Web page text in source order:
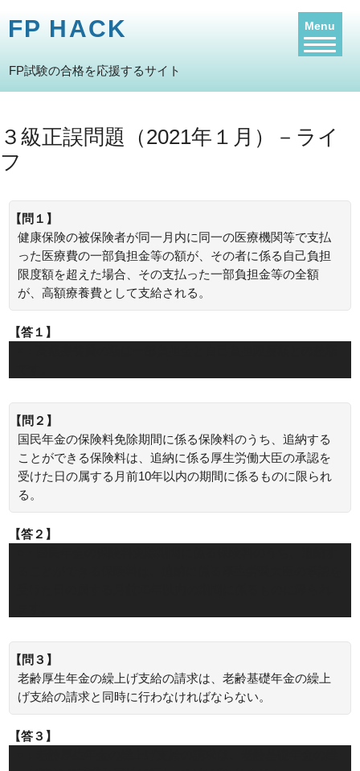
FP HACK
FP試験の合格を応援するサイト
３級正誤問題（2021年１月）－ライ
フ
【問１】
健康保険の被保険者が同一月内に同一の医療機関等で支払
った医療費の一部負担金等の額が、その者に係る自己負担
限度額を超えた場合、その支払った一部負担金等の全額
が、高額療養費として支給される。
【答１】
【問２】
国民年金の保険料免除期間に係る保険料のうち、追納する
ことができる保険料は、追納に係る厚生労働大臣の承認を
受けた日の属する月前10年以内の期間に係るものに限られ
る。
【答２】
【問３】
老齢厚生年金の繰上げ支給の請求は、老齢基礎年金の繰上
げ支給の請求と同時に行わなければならない。
【答３】
Menu